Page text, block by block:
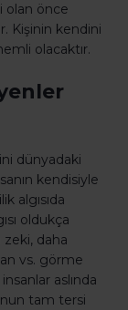
olan önce
Kişinin kendini
olacaktır.
dünyadaki
kendisiyle
algısıda
oldukça
daha
vs. görme
aslında
tam tersi